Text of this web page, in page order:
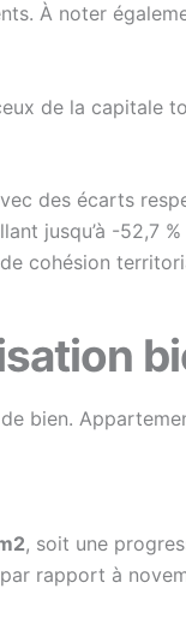
À noter
de la capitale
des écarts
jusqu’à -52,7
cohésion
bien.
, soit une
rapport à